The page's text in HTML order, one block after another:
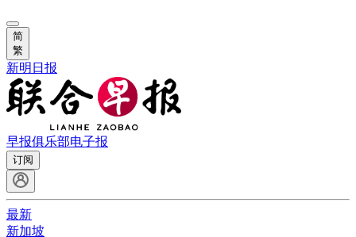
简
繁
新明日报
早报俱乐部电子报
订阅
最新
新加坡